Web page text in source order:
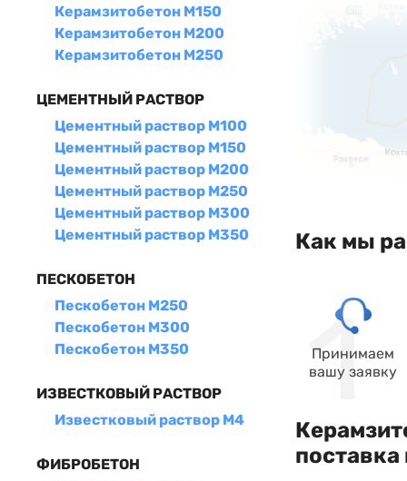
Керамзитобетон М150
Керамзитобетон М200
Керамзитобетон М250
ЦЕМЕНТНЫЙ РАСТВОР
Цементный раствор М100
Цементный раствор М150
Цементный раствор М200
Цементный раствор М250
Цементный раствор М300
Цементный раствор М350
ПЕСКОБЕТОН
Пескобетон М250
Пескобетон М300
Пескобетон М350
ИЗВЕСТКОВЫЙ РАСТВОР
Известковый раствор М4
ФИБРОБЕТОН
Как мы
Принимаем
вашу заявку
поставка